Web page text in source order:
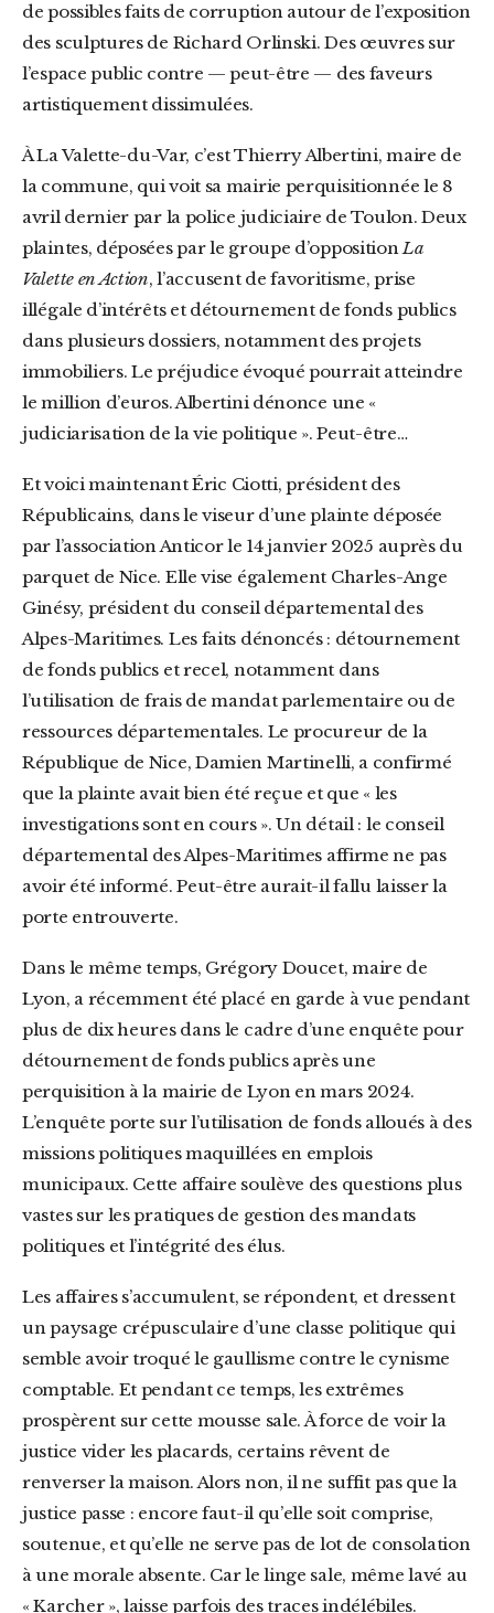
de possibles faits de corruption autour de l’exposition
des sculptures de Richard Orlinski. Des œuvres sur
l’espace public contre — peut-être — des faveurs
artistiquement dissimulées.
À La Valette-du-Var, c’est Thierry Albertini, maire de
la commune, qui voit sa mairie perquisitionnée le 8
avril dernier par la police judiciaire de Toulon. Deux
plaintes, déposées par le groupe d’oppositionLa
Valette en Action, l’accusent de favoritisme, prise
illégale d’intérêts et détournement de fonds publics
dans plusieurs dossiers, notamment des projets
immobiliers. Le préjudice évoqué pourrait atteindre
le million d’euros. Albertini dénonce une «
judiciarisation de la vie politique ». Peut-être…
Et voici maintenant Éric Ciotti, président des
Républicains, dans le viseur d’une plainte déposée
par l’association Anticor le 14 janvier 2025 auprès du
parquet de Nice. Elle vise également Charles-Ange
Ginésy, président du conseil départemental des
Alpes-Maritimes. Les faits dénoncés : détournement
de fonds publics et recel, notamment dans
l’utilisation de frais de mandat parlementaire ou de
ressources départementales. Le procureur de la
République de Nice, Damien Martinelli, a confirmé
que la plainte avait bien été reçue et que « les
investigations sont en cours ». Un détail : le conseil
départemental des Alpes-Maritimes affirme ne pas
avoir été informé. Peut-être aurait-il fallu laisser la
porte entrouverte.
Dans le même temps, Grégory Doucet, maire de
Lyon, a récemment été placé en garde à vue pendant
plus de dix heures dans le cadre d’une enquête pour
détournement de fonds publics après une
perquisition à la mairie de Lyon en mars 2024.
L’enquête porte sur l’utilisation de fonds alloués à des
missions politiques maquillées en emplois
municipaux. Cette affaire soulève des questions plus
vastes sur les pratiques de gestion des mandats
politiques et l’intégrité des élus.
Les affaires s’accumulent, se répondent, et dressent
un paysage crépusculaire d’une classe politique qui
semble avoir troqué le gaullisme contre le cynisme
comptable. Et pendant ce temps, les extrêmes
prospèrent sur cette mousse sale. À force de voir la
justice vider les placards, certains rêvent de
renverser la maison. Alors non, il ne suffit pas que la
justice passe : encore faut-il qu’elle soit comprise,
soutenue, et qu’elle ne serve pas de lot de consolation
à une morale absente. Car le linge sale, même lavé au
« Karcher », laisse parfois des traces indélébiles.